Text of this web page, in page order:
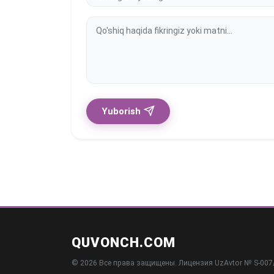
Yuborish
QUVONCH.COM
© 2026 Все права защищены. Лицензия UzAvtor № S-